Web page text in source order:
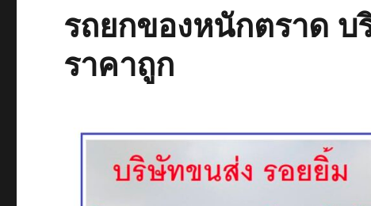
รถยกของหนักตราด
ราคาถูก